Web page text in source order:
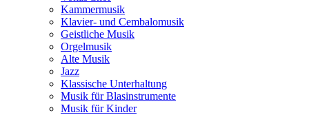
Kammermusik
Klavier- und Cembalomusik
Geistliche Musik
Orgelmusik
Alte Musik
Jazz
Klassische Unterhaltung
Musik für Blasinstrumente
Musik für Kinder